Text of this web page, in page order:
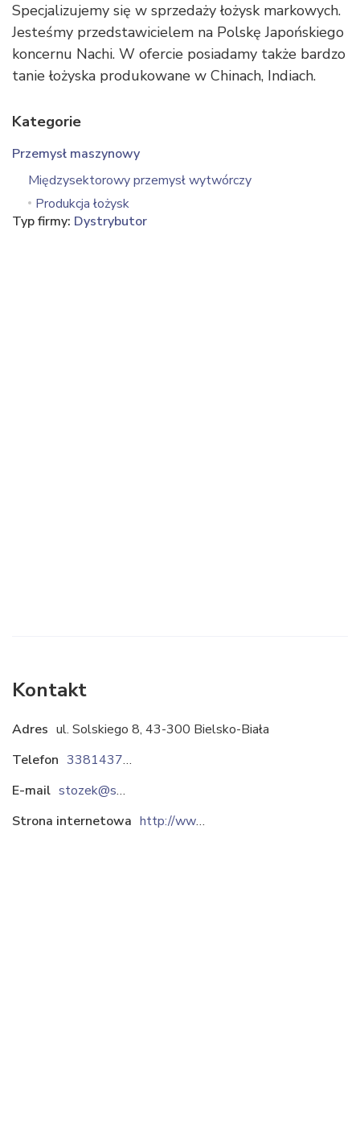
Specjalizujemy się w sprzedaży łożysk markowych.
Jesteśmy przedstawicielem na Polskę Japońskiego
koncernu Nachi. W ofercie posiadamy także bardzo
tanie łożyska produkowane w Chinach, Indiach.
Kategorie
Przemysł maszynowy
Międzysektorowy przemysł wytwórczy
Produkcja łożysk
Typ firmy: Dystrybutor
Kontakt
Adres ul. Solskiego 8, 43-300 Bielsko-Biała
Telefon
338143707
E-mail
stozek@stozek.pl
Strona internetowa
http://www.stozek.pl